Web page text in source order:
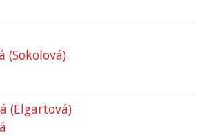
(Sokolová)
(Elgartová)